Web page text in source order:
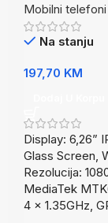
Mobilni telefoni
Na stanju
197,70 KM
Display: 6,26”
Glass Screen,
Rezolucija:
MediaTek
4 x 1.35GHz,